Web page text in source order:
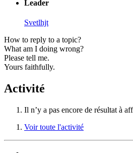
Leader
Svetlhjt
How to reply to a topic?
What am I doing wrong?
Please tell me.
Yours faithfully.
Activité
Il n’y a pas encore de résultat à
Voir toute l'activité